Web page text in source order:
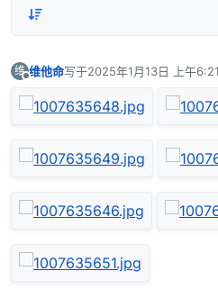
维 维他命写于2025年1月13日 上午6:21
最后由 编辑